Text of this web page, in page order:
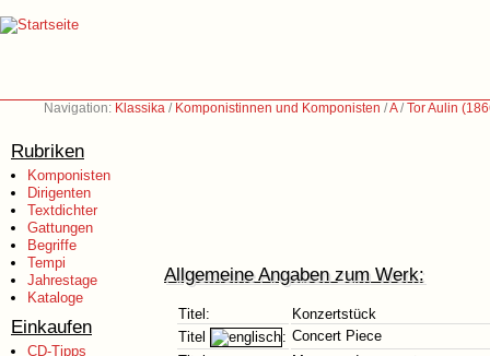
Navigation: Klassika / Komponistinnen und Komponisten /A/Tor Aulin
Rubriken
Komponisten
Dirigenten
Textdichter
Gattungen
Begriffe
Tempi
Jahrestage
Kataloge
Einkaufen
CD-Tipps
Allgemeine Angaben zum Werk:
Titel:
Konzertstück
Titel
: Concert Piece